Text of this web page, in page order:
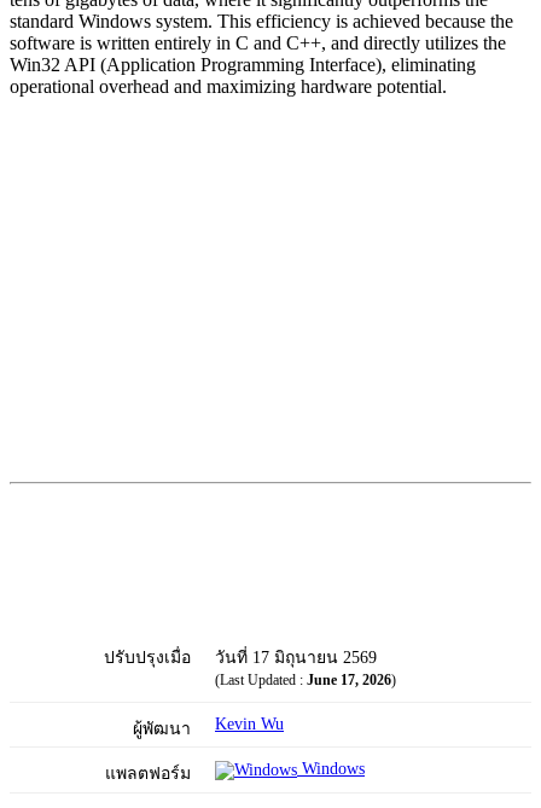
standard Windows system. This efficiency is achieved because the
software is written entirely in C and C++, and directly utilizes the
Win32 API (Application Programming Interface), eliminating
operational overhead and maximizing hardware potential.
ปรับปรุงเมื่อ วันที่ 17 มิถุนายน 2569
(Last Updated : June 17, 2026)
ผู้พัฒนา Kevin Wu
แพลตฟอร์ม Windows